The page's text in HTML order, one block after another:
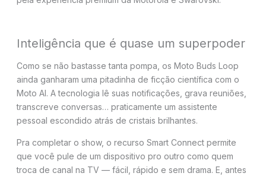
Inteligência que é quase um superpoder
Como se não bastasse tanta pompa, os Moto Buds Loop
ainda ganharam uma pitadinha de ficção científica com o
Moto AI. A tecnologia lê suas notificações, grava reuniões,
transcreve conversas… praticamente um assistente
pessoal escondido atrás de cristais brilhantes.
Pra completar o show, o recurso Smart Connect permite
que você pule de um dispositivo pro outro como quem
troca de canal na TV — fácil, rápido e sem drama. E, antes